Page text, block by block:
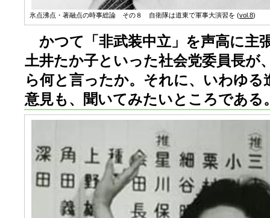
氷点沸点・著融点の時事総論 その８ 自衛隊は道東で軍事大演習を (vol.8)
かつて「非武装中立」を声高に主
土井たか子といった社会党委員長が
ら何と言ったか。それに、いわゆる
意見も、聞いてみたいところである